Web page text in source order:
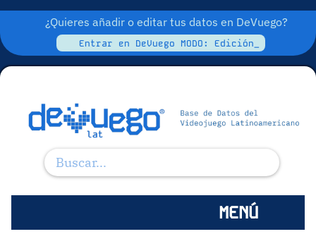
¿Quieres añadir o editar tus datos en DeVuego?
Entrar en DeVuego MODO: Edición_
MENÚ